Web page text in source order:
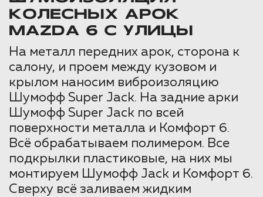
КОЛЕСНЫХ АРОК
MAZDA 6 С УЛИЦЫ
На металл передних арок, сторона к
салону, и проем между кузовом и
крылом наносим виброизоляцию
Шумофф Super Jack. На задние арки
Шумофф Super Jack по всей
поверхности металла и Комфорт 6.
Всё обрабатываем полимером. Все
подкрылки пластиковые, на них мы
монтируем Шумофф Jack и Комфорт 6.
Сверху всё заливаем жидким